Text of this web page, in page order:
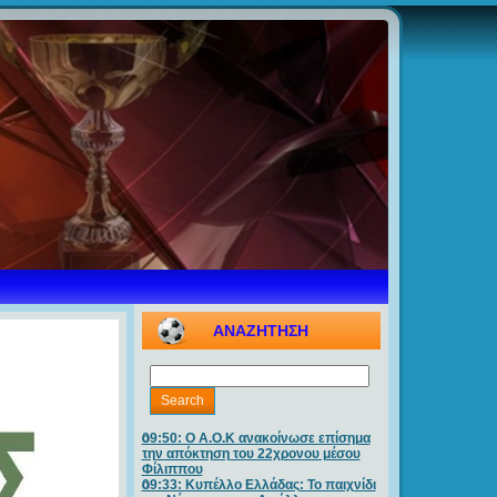
ΑΝΑΖΗΤΗΣΗ
09:50: O A.O.K ανακοίνωσε επίσημα
την απόκτηση του 22χρονου μέσου
Φίλιππου
09:33: Κυπέλλο Ελλάδας: Το παιχνίδι